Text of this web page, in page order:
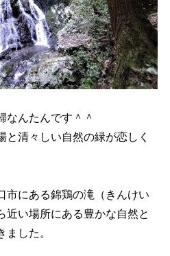
なんたんです＾＾
と清々しい自然の緑が恋しく
市にある錦鶏の滝（きんけい
近い場所にある豊かな自然と
した。